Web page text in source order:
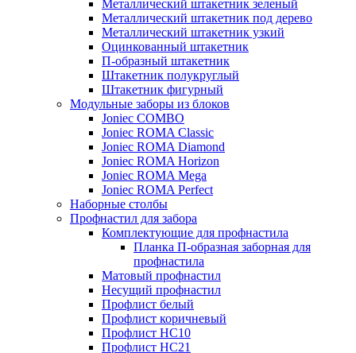
Металлический штакетник зеленый
Металлический штакетник под дерево
Металлический штакетник узкий
Оцинкованный штакетник
П-образный штакетник
Штакетник полукруглый
Штакетник фигурный
Модульные заборы из блоков
Joniec COMBO
Joniec ROMA Classic
Joniec ROMA Diamond
Joniec ROMA Horizon
Joniec ROMA Mega
Joniec ROMA Perfect
Наборные столбы
Профнастил для забора
Комплектующие для профнастила
Планка П-образная заборная для
профнастила
Матовый профнастил
Несущий профнастил
Профлист белый
Профлист коричневый
Профлист НС10
Профлист НС21